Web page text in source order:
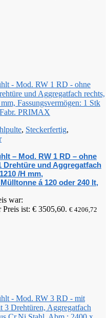
, Steckerfertig,
– Mod. RW 1 RD – ohne
Drehtüre und Aggregatfach
/H mm,
á 120 oder 240 lt,
war:
ist: € 3505,60. € 4206,72